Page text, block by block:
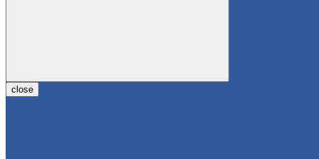
close